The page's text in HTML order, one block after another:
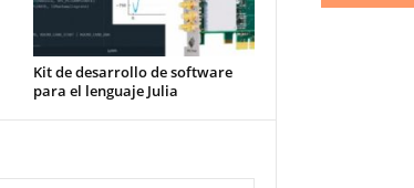
Kit de desarrollo de software
para el lenguaje Julia